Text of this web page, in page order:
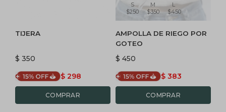
TIJERA
$ 350
$ 298
S
$250
M
$350
L
$450
AMPOLLA DE RIEGO POR
GOTEO
$ 450
$ 383